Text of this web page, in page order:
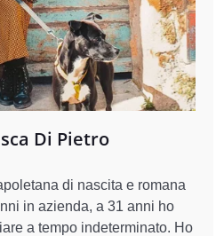
Di Pietro
di nascita e romana
in azienda, a 31 anni ho
a tempo indeterminato. Ho